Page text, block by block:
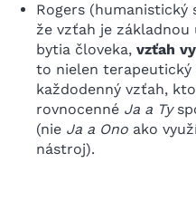
Rogers (humanistický
že vzťah je
bytia človeka, vzťah
to nielen terapeutický
každodenný vzťah,
rovnocenné Ja a Ty
(nie Ja a Ono ako
nástroj).